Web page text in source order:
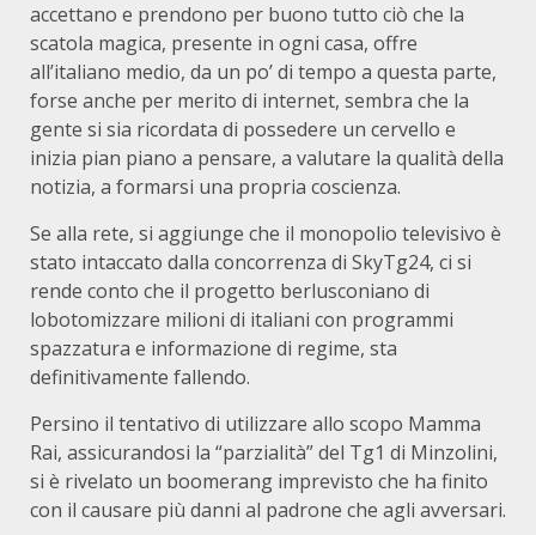
accettano e prendono per buono tutto ciò che la
scatola magica, presente in ogni casa, offre
all’italiano medio, da un po’ di tempo a questa parte,
forse anche per merito di internet, sembra che la
gente si sia ricordata di possedere un cervello e
inizia pian piano a pensare, a valutare la qualità della
notizia, a formarsi una propria coscienza.
Se alla rete, si aggiunge che il monopolio televisivo è
stato intaccato dalla concorrenza di SkyTg24, ci si
rende conto che il progetto berlusconiano di
lobotomizzare milioni di italiani con programmi
spazzatura e informazione di regime, sta
definitivamente fallendo.
Persino il tentativo di utilizzare allo scopo Mamma
Rai, assicurandosi la “parzialità” del Tg1 di Minzolini,
si è rivelato un boomerang imprevisto che ha finito
con il causare più danni al padrone che agli avversari.